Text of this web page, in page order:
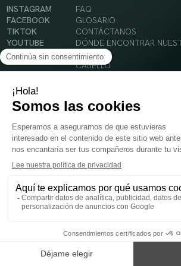
INSTAGRAM
FACEBOOK
TIKTOK
YOUTUBE
FAQ
GLOSARIO
CONTÁCTANOS
DÓNDE ENCONTRAR
SOLAR
CABELLO
© 2024 Oenobiol Paris
Condiciones Generales de Uso
Política de Privacidad
Menciones legales
PARA VUESTRA SALUD COMER AL MENOS 5 PIEZAS DE
sano y no ser utilizados como sustitutos de un cuadro de
para adultos. Consulta atentamente el etiquetado de los